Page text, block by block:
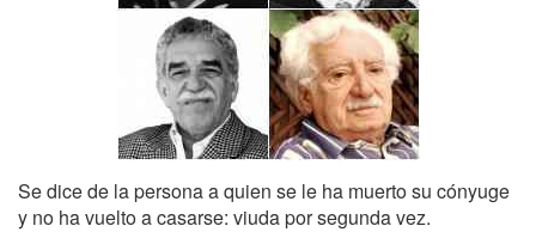
Se dice de la persona a quien se le ha muerto su cónyuge
y no ha vuelto a casarse: viuda por segunda vez.